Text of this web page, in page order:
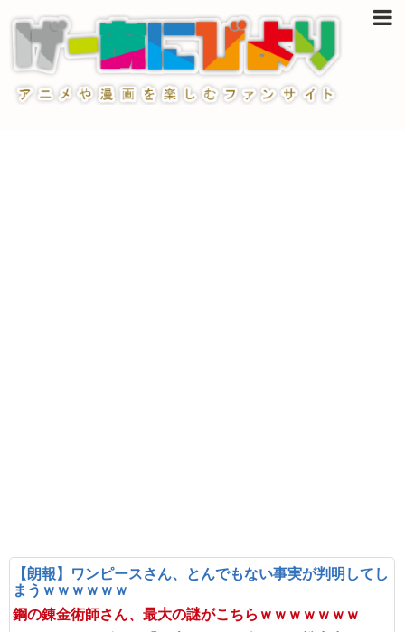
【朗報】ワンピースさん、とんでもない事実が判明してし
まうｗｗｗｗｗｗ
鋼の錬金術師さん、最大の謎がこちらｗｗｗｗｗｗｗ